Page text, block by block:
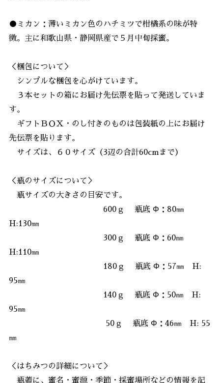
●ミカン：薄いミカン色のハチミツで柑橘系の味が特
徴。主に和歌山県・静岡県産で５月中旬採蜜。
＜梱包について＞
シンプルな梱包を心がけています。
３本セットの箱にお届け先伝票を貼って発送していま
す。
ギフトＢＯＸ・のし付きのものは包装紙の上にお届け
先伝票を貼ります。
サイズは、６０サイズ（3辺の合計60cmまで）
＜瓶のサイズについて＞
瓶サイズの大きさの目安です。
600ｇ 瓶底 Φ：80㎜
H:130㎜
300ｇ 瓶底 Φ：60㎜
H:110㎜
180ｇ 瓶底 Φ：57㎜ H:
95㎜
140ｇ 瓶底 Φ：50㎜ H:
95㎜
50ｇ 瓶底 Φ：46㎜ H: 55
㎜
＜はちみつの詳細について＞
瓶蓋に、蜜名・蜜源・季節・採蜜場所などの情報を記